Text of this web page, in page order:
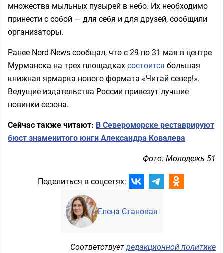
множества мыльных пузырей в небо. Их необходимо
принести с собой — для себя и для друзей, сообщили
организаторы.
Ранее Nord-News сообщал, что с 29 по 31 мая в центре
Мурманска на трех площадкахсостоится большая
книжная ярмарка нового формата «Читай север!».
Ведущие издательства России привезут лучшие
новинки сезона.
Сейчас также читают: В Североморске реставрируют
бюст знаменитого юнги Александра Ковалева
Фото: Молодежь 51
Поделиться в соцсетях:
Елена Становая
Соответствуетредакционной политике